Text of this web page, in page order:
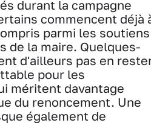
durant la campagne
commencent déjà
parmi les soutiens
de la maire. Quelques-
d'ailleurs pas en
pour les
méritent davantage
du renoncement. Une
également de